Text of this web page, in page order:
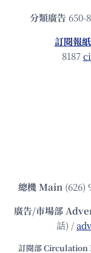
分類廣告 650-
訂閱報紙
8187
總機Main (626)
廣告/市場部
話) /
訂閱部